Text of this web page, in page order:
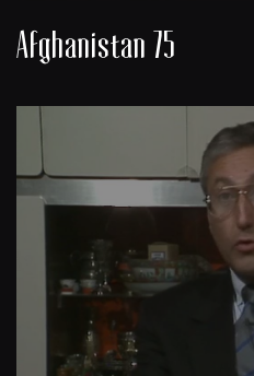
Afghanistan 75